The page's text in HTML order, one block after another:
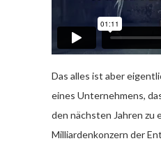
Das alles ist aber
eines Unternehmens,
den nächsten Jahren zu
Milliardenkonzern der